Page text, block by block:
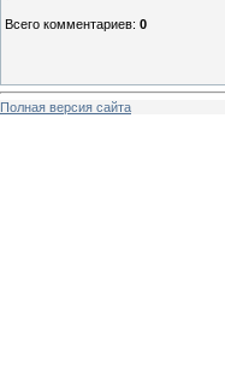
Всего комментариев: 0
Полная версия сайта